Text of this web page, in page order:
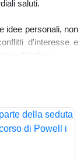
saluti.
idee personali, non
d'interesse e
didattico.